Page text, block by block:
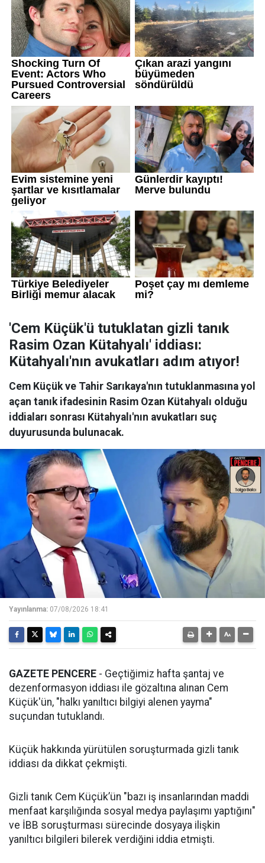
'Cem Küçük'ü tutuklatan gizli tanık
Rasim Ozan Kütahyalı' iddiası:
Kütahyalı'nın avukatları adım atıyor!
Cem Küçük ve Tahir Sarıkaya'nın tutuklanmasına yol
açan tanık ifadesinin Rasim Ozan Kütahyalı olduğu
iddiaları sonrası Kütahyalı'nın avukatları suç
duyurusunda bulunacak.
Yayınlanma: 07/08/2026 18:41
GAZETE PENCERE - Geçtiğimiz hafta şantaj ve
dezenformasyon iddiası ile gözaltına alınan Cem
Küçük'ün, "halkı yanıltıcı bilgiyi alenen yayma"
suçundan tutuklandı.
Küçük hakkında yürütülen soruşturmada gizli tanık
iddiası da dikkat çekmişti.
Gizli tanık Cem Küçük’ün "bazı iş insanlarından maddi
menfaat karşılığında sosyal medya paylaşımı yaptığını"
ve İBB soruşturması sürecinde dosyaya ilişkin
yanıltıcı bilgileri bilerek verdiğini iddia etmişti.